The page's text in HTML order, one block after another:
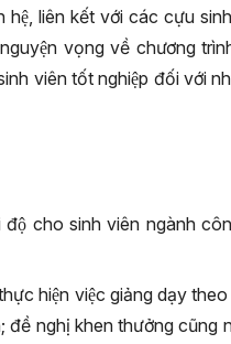
liên kết với các cựu
vọng về chương
viên tốt nghiệp đối với
cho sinh viên ngành
hiện việc giảng dạy
đề nghị khen thưởng cũng